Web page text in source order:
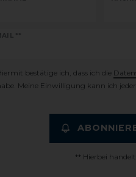
**
bestätige ich, dass ich die
Meine Einwilligung kann ich
** Hierbei